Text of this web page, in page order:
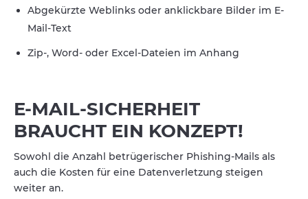
Abgekürzte Weblinks oder anklickbare Bilder im E-
Mail-Text
Zip-, Word- oder Excel-Dateien im Anhang
E-MAIL-SICHERHEIT
BRAUCHT EIN KONZEPT!
Sowohl die Anzahl betrügerischer Phishing-Mails als
auch die Kosten für eine Datenverletzung steigen
weiter an.